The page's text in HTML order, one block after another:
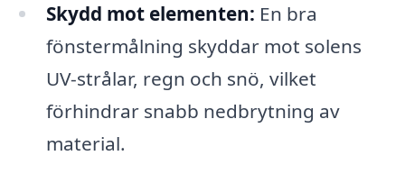
Skydd mot elementen: En bra
fönstermålning skyddar mot solens
UV-strålar, regn och snö, vilket
förhindrar snabb nedbrytning av
material.